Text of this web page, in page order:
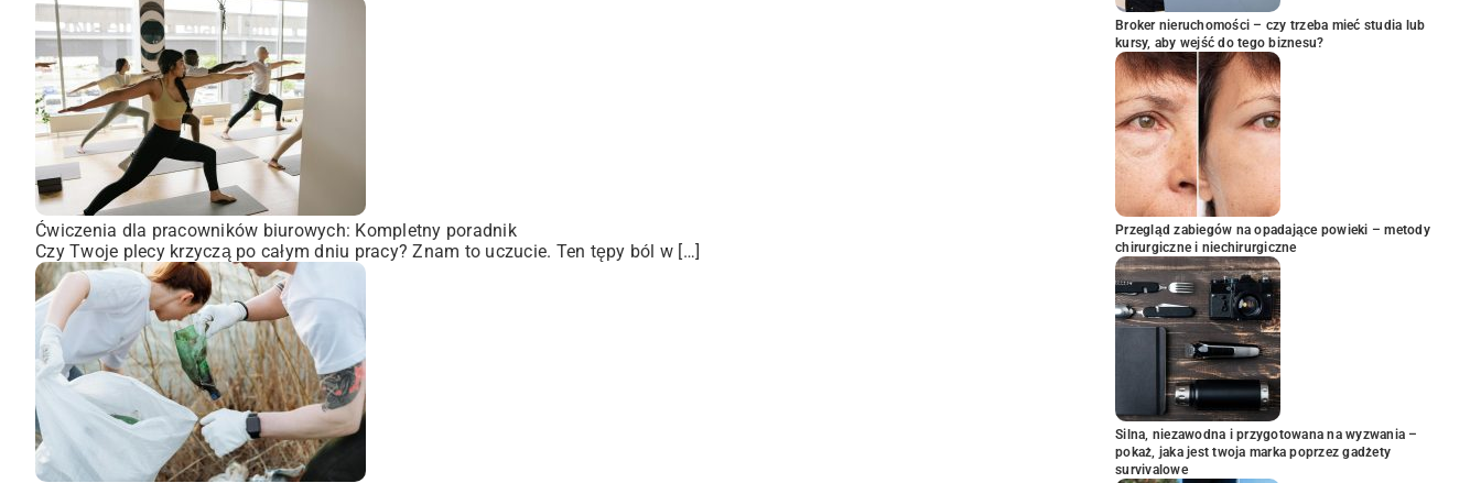
Ćwiczenia dla pracowników biurowych: Kompletny poradnik
Czy Twoje plecy krzyczą po całym dniu pracy? Znam to uczucie. Ten tępy ból w […]
Broker nieruchomości – czy trzeba mieć studia lub
kursy, aby wejść do tego biznesu?
Przegląd zabiegów na opadające powieki – metody
chirurgiczne i niechirurgiczne
Silna, niezawodna i przygotowana na wyzwania –
pokaż, jaka jest twoja marka poprzez gadżety
survivalowe